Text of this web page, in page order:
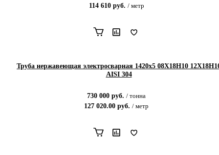
114 610руб. / метр
Труба нержавеющая электросварная 1420х5 08Х18Н10
AISI 304
730 000 руб. / тонна
127 020.00 руб. / метр